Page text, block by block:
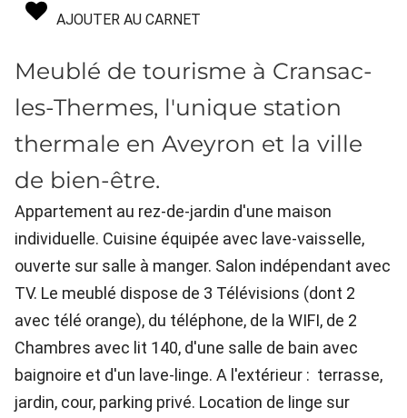
AJOUTER AU CARNET
Meublé de tourisme à Cransac-
les-Thermes, l'unique station
thermale en Aveyron et la ville
de bien-être.
Appartement au rez-de-jardin d'une maison
individuelle. Cuisine équipée avec lave-vaisselle,
ouverte sur salle à manger. Salon indépendant avec
TV. Le meublé dispose de 3 Télévisions (dont 2
avec télé orange), du téléphone, de la WIFI, de 2
Chambres avec lit 140, d'une salle de bain avec
baignoire et d'un lave-linge. A l'extérieur : terrasse,
jardin, cour, parking privé. Location de linge sur